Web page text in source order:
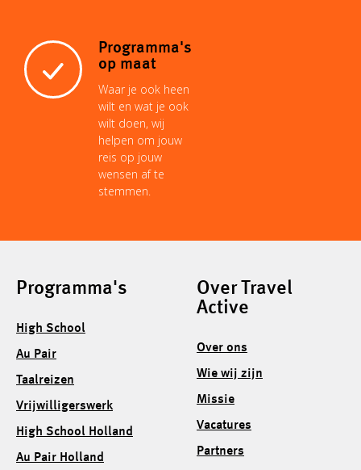
Programma's
op maat
Waar je ook heen
wilt en wat je ook
wilt doen, wij
helpen om jouw
reis op jouw
wensen af te
stemmen.
Programma's
High School
Au Pair
Taalreizen
Vrijwilligerswerk
High School Holland
Au Pair Holland
Over Travel
Active
Over ons
Wie wij zijn
Missie
Vacatures
Partners